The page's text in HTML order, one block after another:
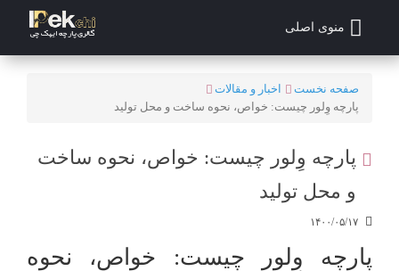
منوی اصلی
صفحه نخست
اخبار و مقالات
پارچه وِلور چیست: خواص، نحوه ساخت و محل تولید
پارچه وِلور چیست: خواص، نحوه ساخت
و محل تولید
۱۴۰۰/۰۵/۱۷
پارچه وِلور چیست: خواص، نحوه